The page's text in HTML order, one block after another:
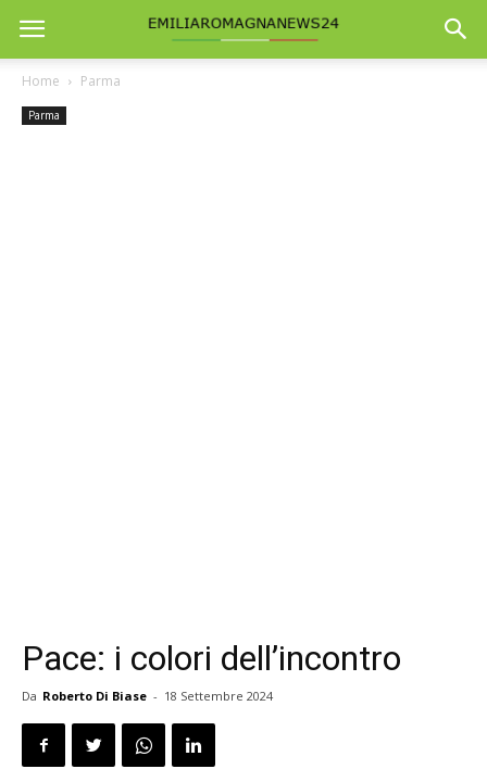
Home Parma
Parma
Pace: i colori dell’incontro
Da Roberto Di Biase - 18 Settembre 2024